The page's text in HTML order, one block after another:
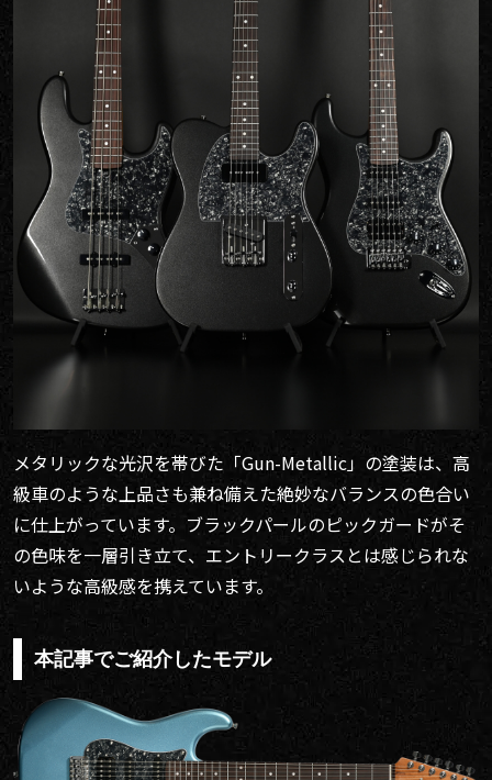
メタリックな光沢を帯びた「Gun-Metallic」の塗装は、高
級車のような上品さも兼ね備えた絶妙なバランスの色合い
に仕上がっています。ブラックパールのピックガードがそ
の色味を一層引き立て、エントリークラスとは感じられな
いような高級感を携えています。
本記事でご紹介したモデル